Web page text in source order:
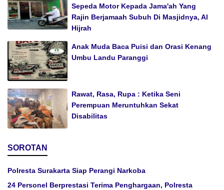
Sepeda Motor Kepada Jama'ah Yang
Rajin Berjamaah Subuh Di Masjidnya, Al
Hijrah
Anak Muda Baca Puisi dan Orasi Kenang
Umbu Landu Paranggi
Rawat, Rasa, Rupa : Ketika Seni
Perempuan Meruntuhkan Sekat
Disabilitas
SOROTAN
Polresta Surakarta Siap Perangi Narkoba
24 Personel Berprestasi Terima Penghargaan, Polresta